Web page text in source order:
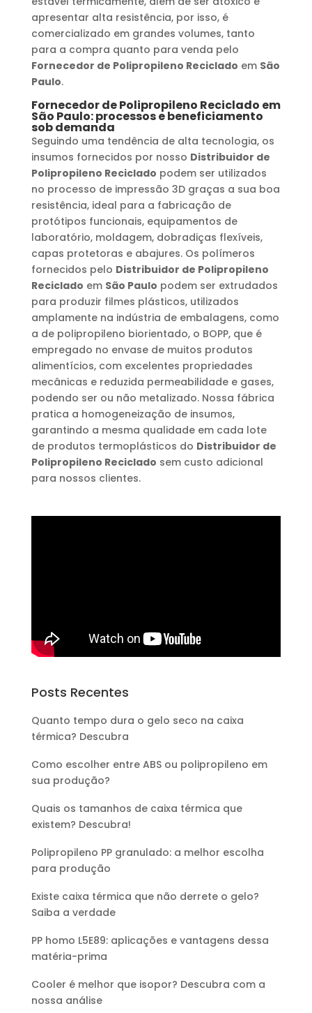
apresentar alta resistência, por isso, é
comercializado em grandes volumes, tanto
para a compra quanto para venda pelo
Fornecedor de Polipropileno Reciclado em São
Paulo.
Fornecedor de Polipropileno Reciclado em
São Paulo: processos e beneficiamento
sob demanda
Seguindo uma tendência de alta tecnologia, os
insumos fornecidos por nosso Distribuidor de
Polipropileno Reciclado podem ser utilizados
no processo de impressão 3D graças a sua boa
resistência, ideal para a fabricação de
protótipos funcionais, equipamentos de
laboratório, moldagem, dobradiças flexíveis,
capas protetoras e abajures. Os polímeros
fornecidos pelo Distribuidor de Polipropileno
Reciclado em São Paulo podem ser extrudados
para produzir filmes plásticos, utilizados
amplamente na indústria de embalagens, como
a de polipropileno biorientado, o BOPP, que é
empregado no envase de muitos produtos
alimentícios, com excelentes propriedades
mecânicas e reduzida permeabilidade e gases,
podendo ser ou não metalizado. Nossa fábrica
pratica a homogeneização de insumos,
garantindo a mesma qualidade em cada lote
de produtos termoplásticos do Distribuidor de
Polipropileno Reciclado sem custo adicional
para nossos clientes.
Posts Recentes
Quanto tempo dura o gelo seco na caixa
térmica? Descubra
Como escolher entre ABS ou polipropileno em
sua produção?
Quais os tamanhos de caixa térmica que
existem? Descubra!
Polipropileno PP granulado: a melhor escolha
para produção
Existe caixa térmica que não derrete o gelo?
Saiba a verdade
PP homo L5E89: aplicações e vantagens dessa
matéria-prima
Cooler é melhor que isopor? Descubra com a
nossa análise